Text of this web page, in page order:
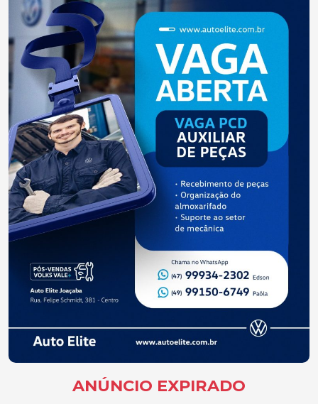
ANÚNCIO EXPIRADO